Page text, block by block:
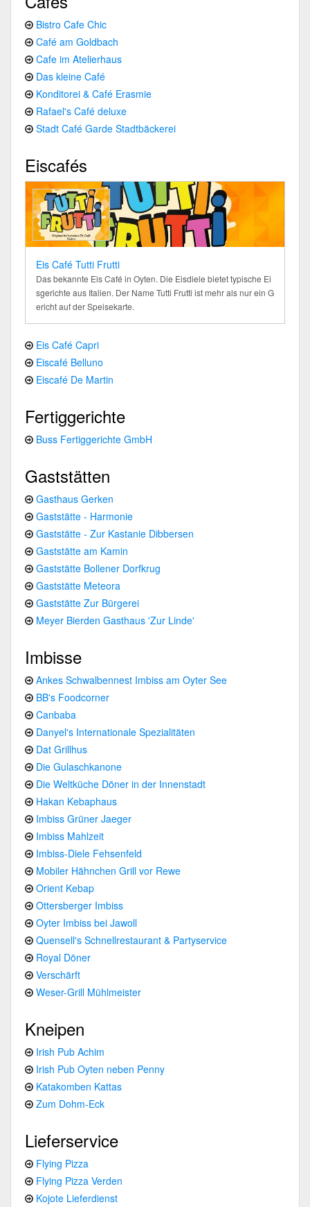
Bistro Cafe Chic
Café am Goldbach
Cafe im Atelierhaus
Das kleine Café
Konditorei & Café Erasmie
Rafael's Café deluxe
Stadt Café Garde Stadtbäckerei
Eiscafés
Eis Café Tutti Frutti
Das bekannte Eis Café in Oyten. Die Eisdiele bietet typische Ei
sgerichte aus Italien. Der Name Tutti Frutti ist mehr als nur ein G
ericht auf der Speisekarte.
Eis Café Capri
Eiscafé Belluno
Eiscafé De Martin
Fertiggerichte
Buss Fertiggerichte GmbH
Gaststätten
Gasthaus Gerken
Gaststätte - Harmonie
Gaststätte - Zur Kastanie Dibbersen
Gaststätte am Kamin
Gaststätte Bollener Dorfkrug
Gaststätte Meteora
Gaststätte Zur Bürgerei
Meyer Bierden Gasthaus 'Zur Linde'
Imbisse
Ankes Schwalbennest Imbiss am Oyter See
BB's Foodcorner
Canbaba
Danyel's Internationale Spezialitäten
Dat Grillhus
Die Gulaschkanone
Die Weltküche Döner in der Innenstadt
Hakan Kebaphaus
Imbiss Grüner Jaeger
Imbiss Mahlzeit
Imbiss-Diele Fehsenfeld
Mobiler Hähnchen Grill vor Rewe
Orient Kebap
Ottersberger Imbiss
Oyter Imbiss bei Jawoll
Quensell's Schnellrestaurant & Partyservice
Royal Döner
Verschärft
Weser-Grill Mühlmeister
Kneipen
Irish Pub Achim
Irish Pub Oyten neben Penny
Katakomben Kattas
Zum Dohm-Eck
Lieferservice
Flying Pizza
Flying Pizza Verden
Kojote Lieferdienst